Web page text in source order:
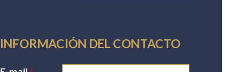
INFORMACIÓN DEL CONTACTO